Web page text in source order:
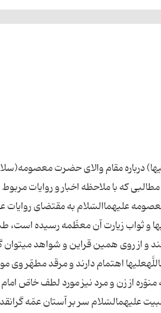
درباره مقام والای حضرت
كه با ملاحظه اخبار و روایات
به مقتضاى روایات
زیارت آن معظّمه رسیده است،
و از روى همین قراین و شواهد
اهتمام دارند و مرقد مطهّر وى
از زن و مرد نیز مورد لطف خاصّ امام
علیهم‏السّلام سر بر آستان عمّه